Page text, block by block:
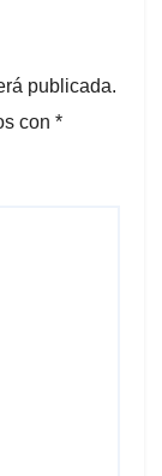
publicada.
con *